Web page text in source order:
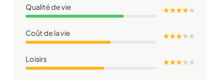
Qualité de vie ★ ★ ★ ★★
Coût de la vie ★ ★ ★★★
Loisirs ★ ★ ★★★